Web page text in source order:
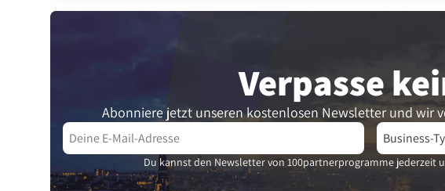
Verpasse
Abonniere jetzt unseren kostenlosen Newsletter und wir
Du kannst den Newsletter von 100partnerprogramme